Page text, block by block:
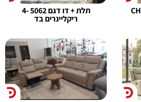
תלת + דו דגם 5062 -4
ריקליינרים בד